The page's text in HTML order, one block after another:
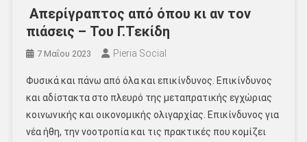
Απερίγραπτος από όπου κι αν τον
πιάσεις – Του Γ.Τεκίδη
7 Μαΐου 2023 Pieria Social
Φυσικά και πάνω από όλα και επικίνδυνος. Επικίνδυνος
και αδίστακτα στο πλευρό της μεταπρατικής εγχώριας
κοινωνικής και οικονομικής ολιγαρχίας. Επικίνδυνος για
νέα ήθη, την νοοτροπία και τις πρακτικές που κομίζει